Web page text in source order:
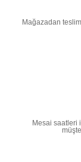
Mağazadan
Mesai saatleri